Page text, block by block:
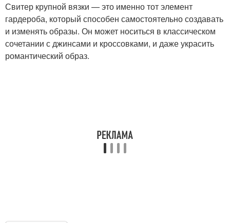
Свитер крупной вязки — это именно тот элемент
гардероба, который способен самостоятельно создавать
и изменять образы. Он может носиться в классическом
сочетании с джинсами и кроссовками, и даже украсить
романтический образ.